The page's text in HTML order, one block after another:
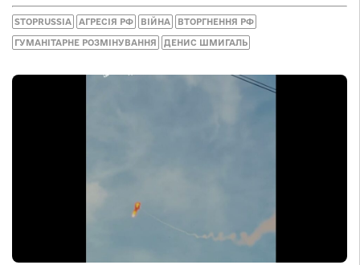
STOPRUSSIA АГРЕСІЯ РФ ВІЙНА ВТОРГНЕННЯ РФ
ГУМАНІТАРНЕ РОЗМІНУВАННЯ ДЕНИС ШМИГАЛЬ